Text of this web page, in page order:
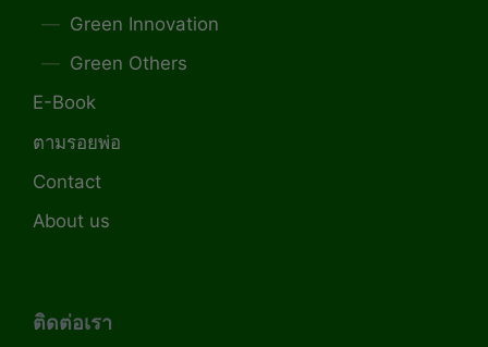
Green Innovation
Green Others
E-Book
ตามรอยพ่อ
Contact
About us
ติดต่อเรา